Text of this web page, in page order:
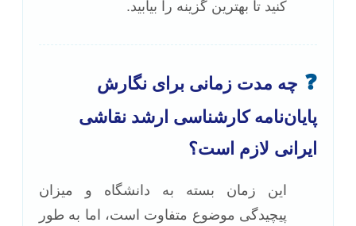
کنید تا بهترین گزینه را بیابید.
❓ چه مدت زمانی برای نگارش
پایان‌نامه کارشناسی ارشد نقاشی
ایرانی لازم است؟
این زمان بسته به دانشگاه و میزان
پیچیدگی موضوع متفاوت است، اما به طور